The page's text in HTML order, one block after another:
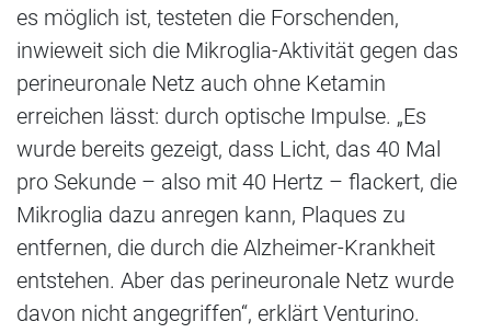
es möglich ist, testeten die Forschenden,
inwieweit sich die Mikroglia-Aktivität gegen das
perineuronale Netz auch ohne Ketamin
erreichen lässt: durch optische Impulse. „Es
wurde bereits gezeigt, dass Licht, das 40 Mal
pro Sekunde – also mit 40 Hertz – flackert, die
Mikroglia dazu anregen kann, Plaques zu
entfernen, die durch die Alzheimer-Krankheit
entstehen. Aber das perineuronale Netz wurde
davon nicht angegriffen“, erklärt Venturino.